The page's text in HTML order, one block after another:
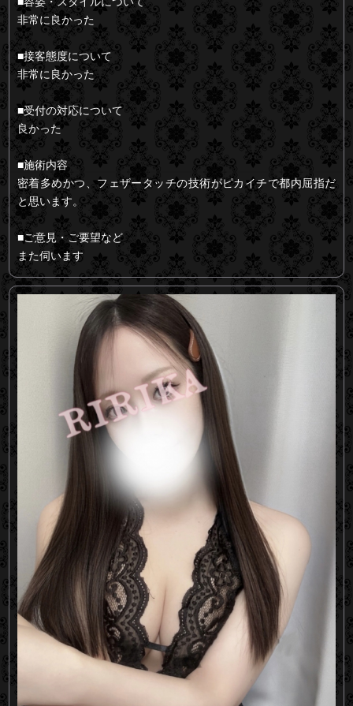
非常に良かった
■接客態度について
非常に良かった
■受付の対応について
良かった
■施術内容
密着多めかつ、フェザータッチの技術がピカイチで都内屈指だ
と思います。
■ご意見・ご要望など
また伺います